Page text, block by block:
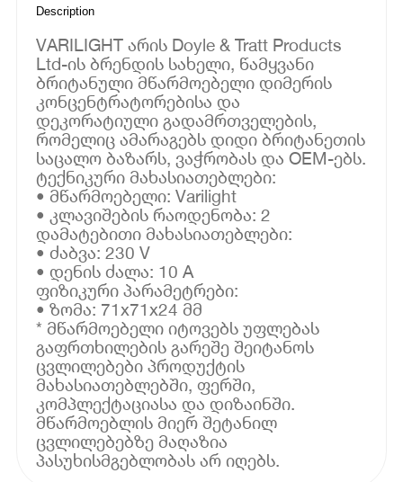
Description
VARILIGHT არის Doyle & Tratt Products
Ltd-ის ბრენდის სახელი, წამყვანი
ბრიტანული მწარმოებელი დიმერის
კონცენტრატორებისა და
დეკორატიული გადამრთველების,
რომელიც ამარაგებს დიდი ბრიტანეთის
საცალო ბაზარს, ვაჭრობას და OEM-ებს.
ტექნიკური მახასიათებლები:
• მწარმოებელი: Varilight
• კლავიშების რაოდენობა: 2
დამატებითი მახასიათებლები:
• ძაბვა: 230 V
• დენის ძალა: 10 A
ფიზიკური პარამეტრები:
• ზომა: 71x71x24 მმ
* მწარმოებელი იტოვებს უფლებას
გაფრთხილების გარეშე შეიტანოს
ცვლილებები პროდუქტის
მახასიათებლებში, ფერში,
კომპლექტაციასა და დიზაინში.
მწარმოებლის მიერ შეტანილ
ცვლილებებზე მაღაზია
პასუხისმგებლობას არ იღებს.